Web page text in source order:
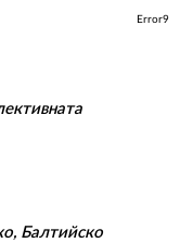
Балтийско
Error9